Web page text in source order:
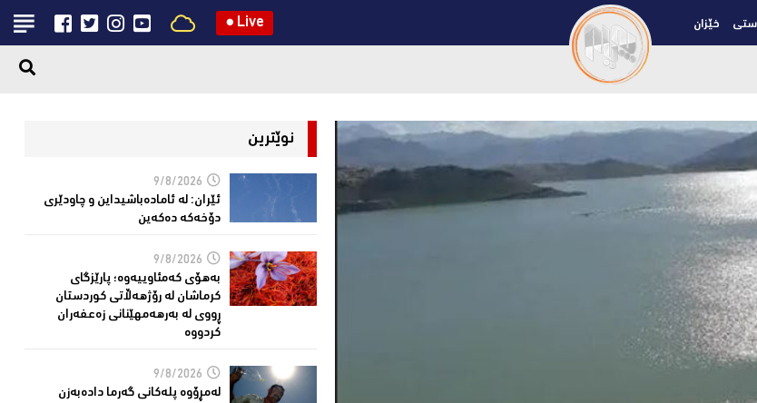
خێزان ● Live
نوێترین
9/8/2026
ئێران: له‌ ئاماده‌باشیداین و چاودێری
دۆخه‌كه‌ ده‌كه‌ین
9/8/2026
بەهۆی کەمئاوییەوە؛ پارێزگاى
کرماشان لە رۆژهەڵاتى کوردستان
ڕووى لە بەرهەمهێنانى زەعفەران
کردووە
9/8/2026
له‌مڕۆوه‌ پله‌كانی گه‌رما داده‌به‌زن